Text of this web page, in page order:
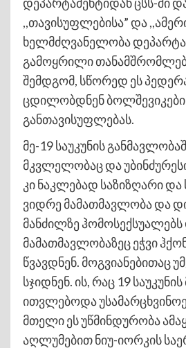
,,თავისუფლებისა” და
ხელმძღვანელობა
გამოყრილი
შემდგომ, სწორედ ეს
ცდილობდნენ
განთავისუფლებას.
მე-19 საუკუნის
მკვლელობაც და
კი ნაკლებად საზიზღარი
ვიდრე მამათმავლობა და
მანძილზე ჰომოსექსუალებს
მამათმავლობაზეც ეჭვი
წვავდნენ. მოგვიანებითაც
სჯიდნენ. ის, რაც 19
ითვლებოდა
მთელი ეს უწმინდურობა
აღლუმებით ნიუ-იორკის